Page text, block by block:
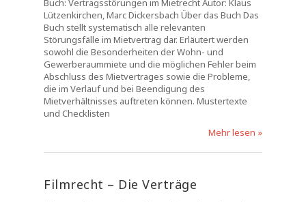
Buch: Vertragsstörungen im Mietrecht Autor: Klaus
Lützenkirchen, Marc Dickersbach Über das Buch Das
Buch stellt systematisch alle relevanten
Störungsfälle im Mietvertrag dar. Erläutert werden
sowohl die Besonderheiten der Wohn- und
Gewerberaummiete und die möglichen Fehler beim
Abschluss des Mietvertrages sowie die Probleme,
die im Verlauf und bei Beendigung des
Mietverhältnisses auftreten können. Mustertexte
und Checklisten
Mehr lesen »
Filmrecht – Die Verträge